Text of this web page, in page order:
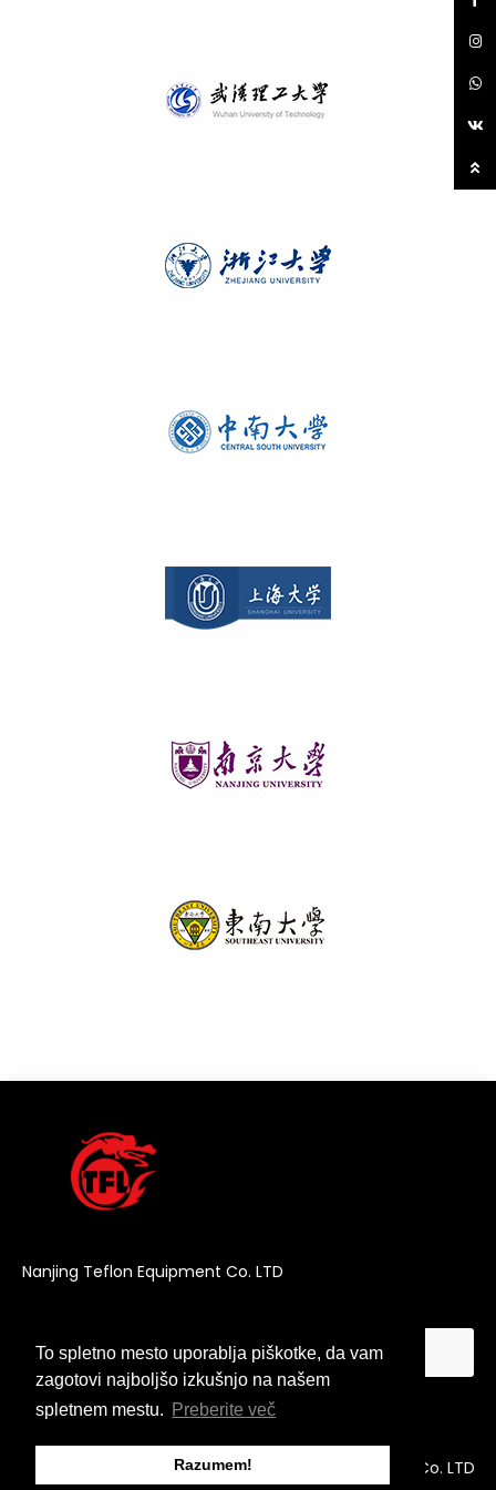
To spletno mesto uporablja piškotke, da vam
zagotovi najboljšo izkušnjo na našem
spletnem mestu. Preberite več
Razumem!
To spletno mesto uporablja piškotke, da vam
zagotovi najboljšo izkušnjo na našem
spletnem mestu. Preberite več
Razumem!
Nanjing Teflon Equipment Co. LTD
Avtorske pravice © 2025 Nanjing Teflon Equipment Co. LTD
Vse pravice pridržane.